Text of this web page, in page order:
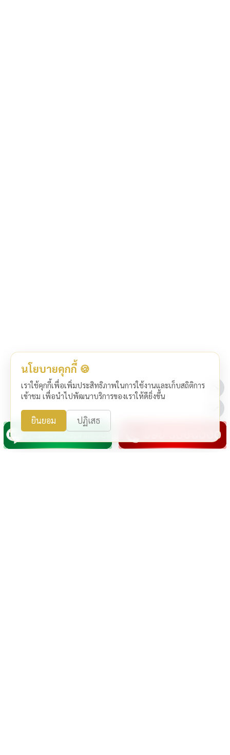
นโยบายคุกกี้ 🍪
เราใช้คุกกี้เพื่อเพิ่มประสิทธิภาพในการใช้งานและเก็บสถิติการ
เข้าชม เพื่อนำไปพัฒนาบริการของเราให้ดียิ่งขึ้น
ยินยอม ปฏิเสธ